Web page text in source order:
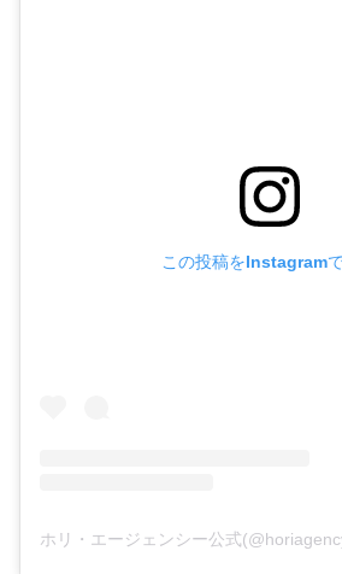
この投稿をInstagram